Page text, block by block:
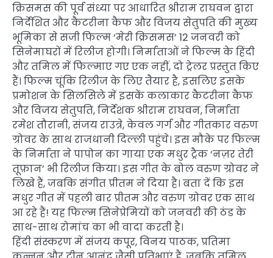
क्रिसमस की पूर्व संध्या पर आधारित श्रीराम राघवन द्वारा
निर्देशित और कैटरीना कैफ और विजय सेतुपति की मुख्य
भूमिका से सजी फिल्म ‘मेरी क्रिसमस’ 12 जनवरी को
सिनेमाघरों में रिलीज होगी। निर्माताओं ने फिल्म के हिंदी
और तमिल में फिल्माए गए एक नहीं, दो ट्रेलर प्रस्तुत किए
हैं। फिल्म चूंकि रिलीज के लिए तैयार है, इसलिए इसके
प्रमोशन के सिलसिले में इसकें कलाकार कैटरीना कैफ
और विजय सेतुपति, निर्देशक श्रीराम राघवन, निर्माता
रमेश तौरानी, ​​संजय राउत्रे, केवल गर्ग और गीतकार वरुण
ग्रोवर के साथ राजधानी दिल्ली पहुंचे। इस मौके पर फिल्म
के निर्माता ने पापोन का गाया एक मधुर ट्रैक ‘नज़र तेरी
तूफ़ान’ भी रिलीज किया। इस गीत के बोल वरुण ग्रोवर ने
लिखे हैं, जबकि संगीत प्रीतम ने दिया है। बता दें कि इस
मधुर गीत में पहली बार प्रीतम और वरुण ग्रोवर एक साथ
आ रहे हैं! यह फिल्म सिनेप्रेमियों को जनवरी की ठंड के
साथ-साथ रोमांच का भी वादा करती है।
हिंदी संस्करण में संजय कपूर, विनय पाठक, प्रतिमा